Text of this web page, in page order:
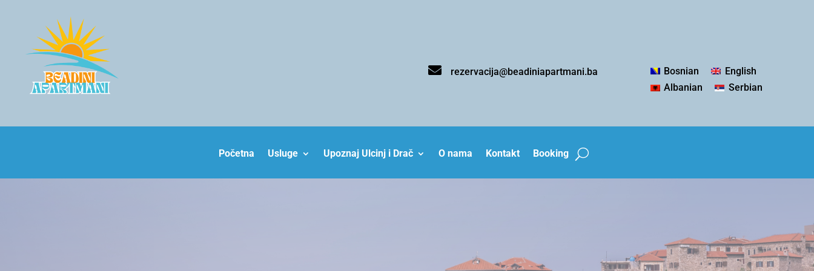
 rezervacija@beadiniapartmani.ba Bosnian
English
Albanian
Serbian
Početna Usluge Upoznaj Ulcinj i Drač O nama Kontakt Booking